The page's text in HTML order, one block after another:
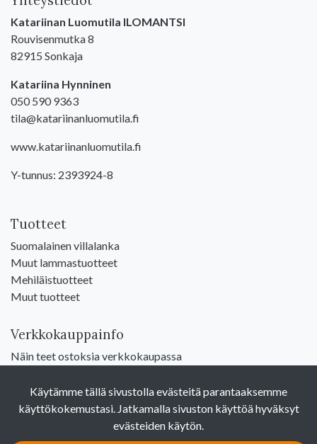
Käytämme tällä sivustolla evästeitä parantaaksemme
käyttökokemustasi. Jatkamalla sivuston käyttöä hyväksyt
evästeiden käytön.
Katariinan Luomutila ILOMANTSI
Rouvisenmutka 8
82915 Sonkaja
Katariina Hynninen
050 590 9363
tila@katariinanluomutila.fi
www.katariinanluomutila.fi
Y-tunnus: 2393924-8
Tuotteet
Suomalainen villalanka
Muut lammastuotteet
Mehiläistuotteet
Muut tuotteet
Verkkokauppainfo
Näin teet ostoksia verkkokaupassa
Toimitustavat
Maksutavat
Yhteystiedot